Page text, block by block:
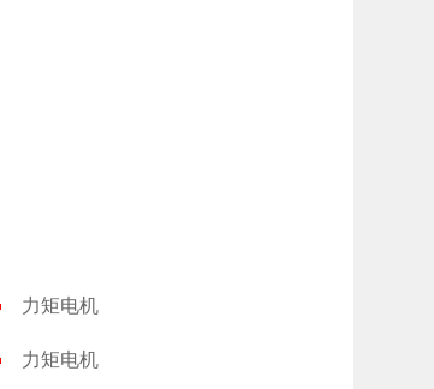
力矩电机
力矩电机